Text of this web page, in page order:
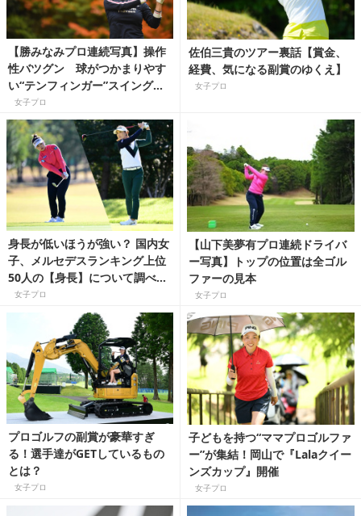
【勝みなみプロ連続写真】操作
性バツグン 球がつかまりやす
い“テンフィンガー”スイングを
プロコーチが解説！
女子プロ
佐伯三貴のツアー裏話【賞金、
経費、気になる副賞のゆくえ】
女子プロ
身長が低いほうが強い？ 国内女
子、メルセデスランキング上位
50人の【身長】について調べて
みました！【数字でスゴさを読
み解く国内女子ゴルフツアー】
女子プロ
【山下美夢有プロ連続ドライバ
ー写真】トップの位置は全ゴル
ファーの見本
女子プロ
プロゴルフの副賞が豪華すぎ
る！選手達がGETしているもの
とは？
女子プロ
子どもを持つ“ママプロゴルファ
ー”が集結！岡山で『Lalaクイー
ンズカップ』開催
女子プロ